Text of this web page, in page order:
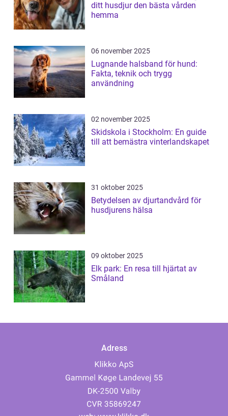
ditt husdjur den bästa vården
hemma
06 november 2025
Lugnande halsband för hund:
Fakta, teknik och trygg
användning
02 november 2025
Skidskola i Stockholm: En guide
till att bemästra vinterlandskapet
31 oktober 2025
Betydelsen av djurtandvård för
husdjurens hälsa
09 oktober 2025
Elk park: En resa till hjärtat av
Småland
Adress